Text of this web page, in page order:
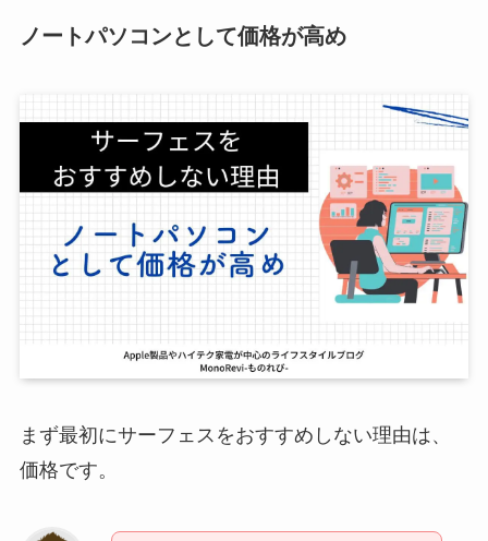
ノートパソコンとして価格が高め
まず最初にサーフェスをおすすめしない理由は、
価格です。